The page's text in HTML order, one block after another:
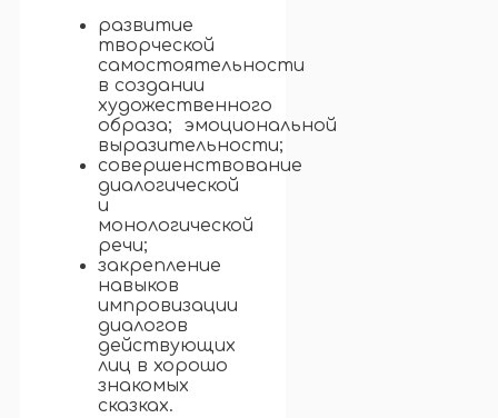
развитие
творческой
самостоятельности
в создании
художественного
образа; эмоциональной
выразительности;
совершенствование
диалогической
и
монологической
речи;
закрепление
навыков
импровизации
диалогов
действующих
лиц в хорошо
знакомых
сказках.